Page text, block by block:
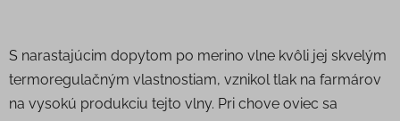
S narastajúcim dopytom po merino vlne kvôli jej skvelým
termoregulačným vlastnostiam, vznikol tlak na farmárov
na vysokú produkciu tejto vlny. Pri chove oviec sa